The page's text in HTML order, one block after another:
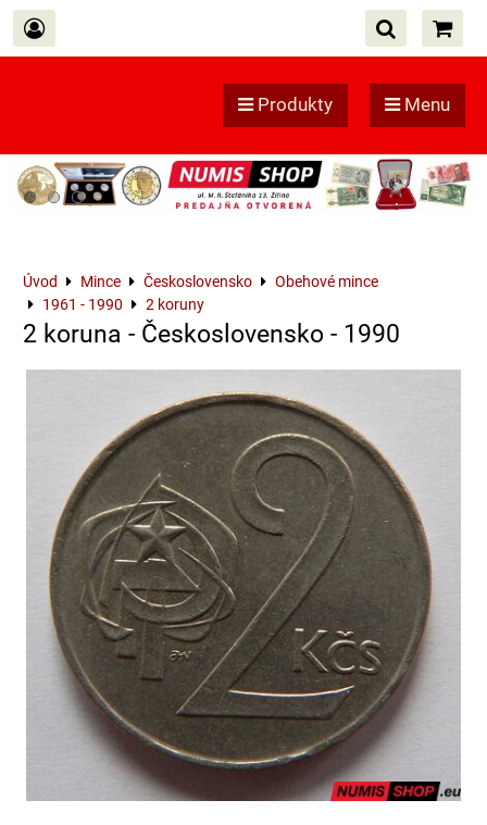
Produkty Menu
Úvod Mince Československo
Obehové mince
1961 - 1990
2 koruny
2 koruna - Československo - 1990